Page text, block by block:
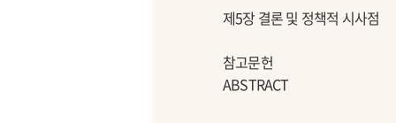
제5장 결론 및 정책적 시사점
참고문헌
ABSTRACT